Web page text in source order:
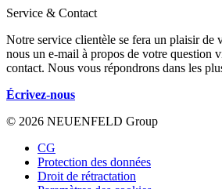
Service & Contact
Notre service clientèle se fera un plaisir de
nous un e-mail à propos de votre question
contact. Nous vous répondrons dans les
Écrivez-nous
© 2026 NEUENFELD Group
CG
Protection des données
Droit de rétractation